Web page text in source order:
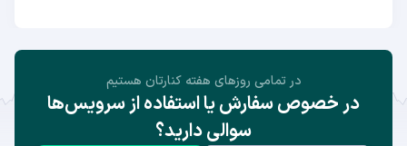
در تمامی روز‌های هفته کنارتان هستیم
در خصوص سفارش یا استفاده از سرویس‌ها
سوالی دارید؟